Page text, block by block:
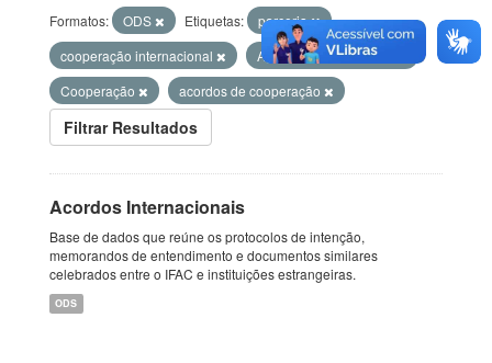
Formatos: ODS Etiquetas:
parceria
cooperação internacional
Acordos internacionais
Cooperação
acordos de cooperação
Filtrar Resultados
Acordos Internacionais
Base de dados que reúne os protocolos de intenção,
memorandos de entendimento e documentos similares
celebrados entre o IFAC e instituições estrangeiras.
ODS